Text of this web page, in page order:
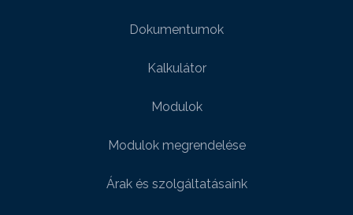
Dokumentumok
Kalkulátor
Modulok
Modulok megrendelése
Árak és szolgáltatásaink